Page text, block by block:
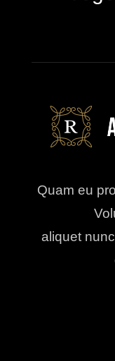
Quam eu
aliquet